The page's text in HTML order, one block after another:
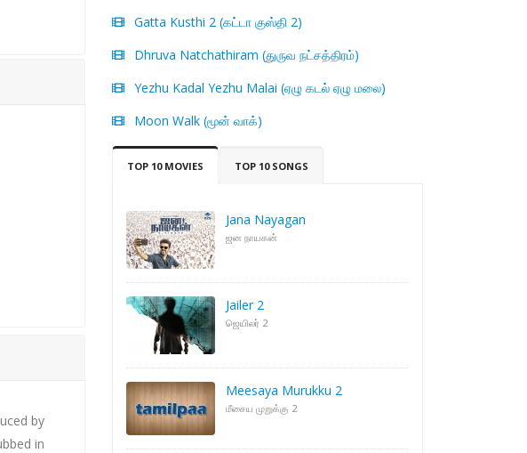
by
in
Gatta Kusthi 2 (கட்டா குஸ்தி 2)
Dhruva Natchathiram (துருவ நட்சத்திரம்)
Yezhu Kadal Yezhu Malai (ஏழு கடல் ஏழு மலை)
Moon Walk (மூன் வாக்)
TOP 10 MOVIES TOP 10 SONGS
Jana Nayagan
ஜன நாயகன்
Jailer 2
ஜெயிலர் 2
Meesaya Murukku 2
மீசைய முறுக்கு 2